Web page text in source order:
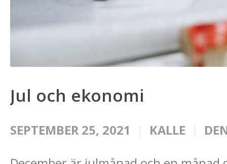
Jul och ekonomi
SEPTEMBER 25, 2021 KALLE